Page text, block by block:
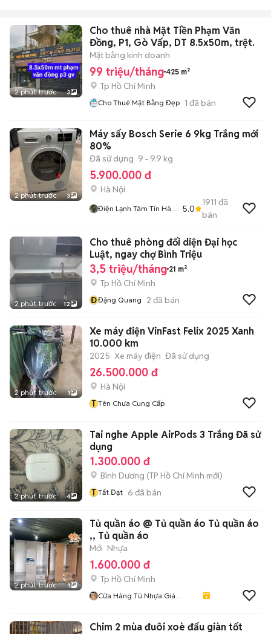
2 phút trước 3
Cho thuê nhà Mặt Tiền Phạm Văn
Đồng, P1, Gò Vấp, DT 8.5x50m, trệt.
Mặt bằng kinh doanh
99 triệu/tháng 425 m²
Tp Hồ Chí Minh
Cho Thuê Mặt Bằng Đẹp 1 đã bán
2 phút trước 3
Máy sấy Bosch Serie 6 9kg Trắng mới
80%
Đã sử dụng 9 - 9.9 kg
5.900.000 đ
Hà Nội
Điện Lạnh Tâm Tín Hà
5.0
1911 đã
bán
2 phút trước 12
Cho thuê phòng đối diện Đại học
Luật, ngay chợ Bình Triệu
3,5 triệu/tháng 21 m²
Tp Hồ Chí Minh
ĐĐặng Quang 2 đã bán
2 phút trước 1
Xe máy điện VinFast Felix 2025 Xanh
10.000 km
2025 Xe máy điện Đã sử dụng
26.500.000 đ
Hà Nội
T Tên Chưa Cung Cấp
2 phút trước 4
Tai nghe Apple AirPods 3 Trắng Đã sử
dụng
1.300.000 đ
Bình Dương (TP Hồ Chí Minh mới)
T Tất Đạt 6 đã bán
2 phút trước 1
Tủ quần áo @ Tủ quần áo Tủ quần áo
,, Tủ quần áo
Mới Nhựa
1.600.000 đ
Tp Hồ Chí Minh
Cửa Hàng Tủ Nhựa Giá
Chim 2 mùa đuôi xoè đấu giàn tốt